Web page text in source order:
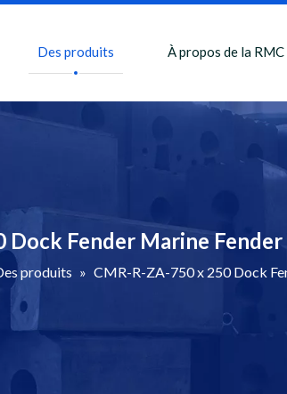
Des produits À propos de la RMC
Dock Fender Marine
produits » CMR-R-ZA-750 x 250 Dock